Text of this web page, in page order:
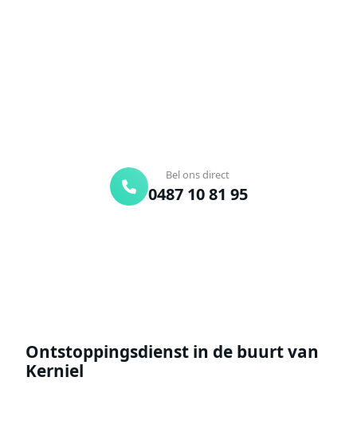
Bel ons direct
0487 10 81 95
Ontstoppingsdienst in de buurt van
Kerniel